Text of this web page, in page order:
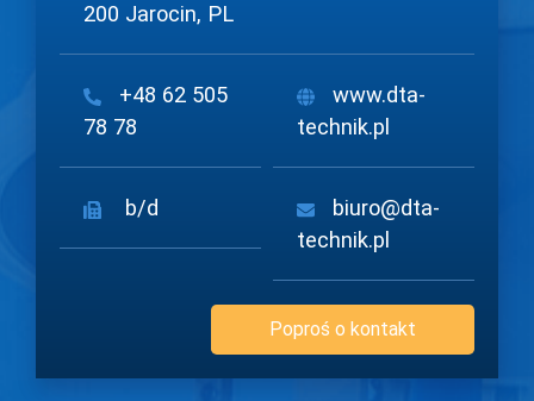
200 Jarocin, PL
+48 62 505
78 78
b/d
www.dta-
technik.pl
biuro@dta-
technik.pl
Poproś o kontakt